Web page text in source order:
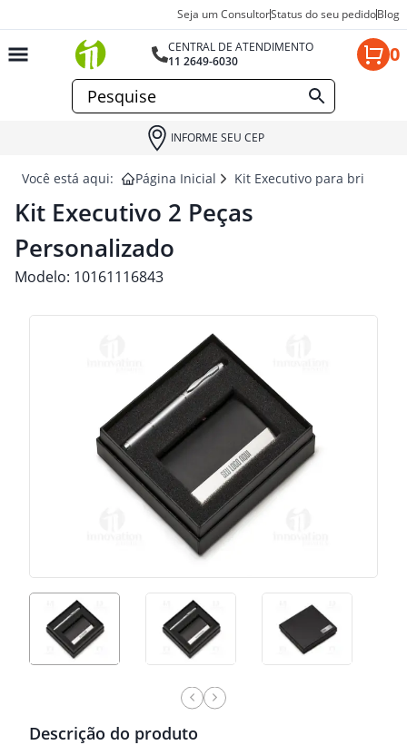
Seja um ConsultorStatus do seu pedidoBlog
CENTRAL DE ATENDIMENTO
11 2649-6030
0
INFORME SEU CEP
Você está aqui: Página Inicial Kit Executivo para brindes
Kit Executivo 2 Peças
Personalizado
Modelo: 10161116843
Descrição do produto